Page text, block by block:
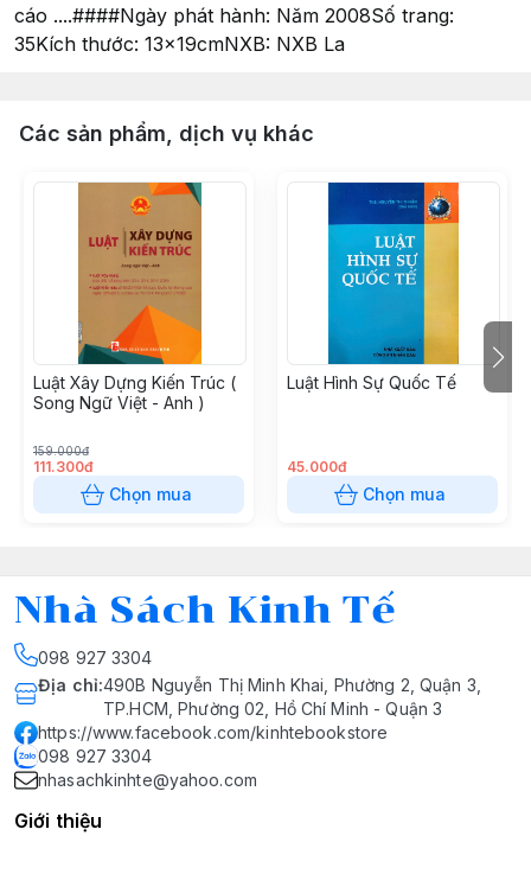
cáo ....####Ngày phát hành: Năm 2008Số trang:
35Kích thước: 13x19cmNXB: NXB La
Các sản phẩm, dịch vụ khác
Luật Xây Dựng Kiến Trúc (
Song Ngữ Việt - Anh )
159.000đ
111.300đ
Chọn mua
Luật Hình Sự Quốc Tế
45.000đ
Chọn mua
Nhà Sách Kinh Tế
098 927 3304
Địa chỉ:490B Nguyễn Thị Minh Khai, Phường 2, Quận 3,
TP.HCM, Phường 02, Hồ Chí Minh - Quận 3
https://www.facebook.com/kinhtebookstore
098 927 3304
nhasachkinhte@yahoo.com
Giới thiệu